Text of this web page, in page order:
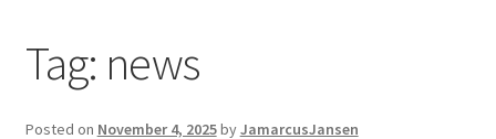
Privacy Policy
Tentang Kami
Tag: news
Posted on November 4, 2025byJamarcusJansen